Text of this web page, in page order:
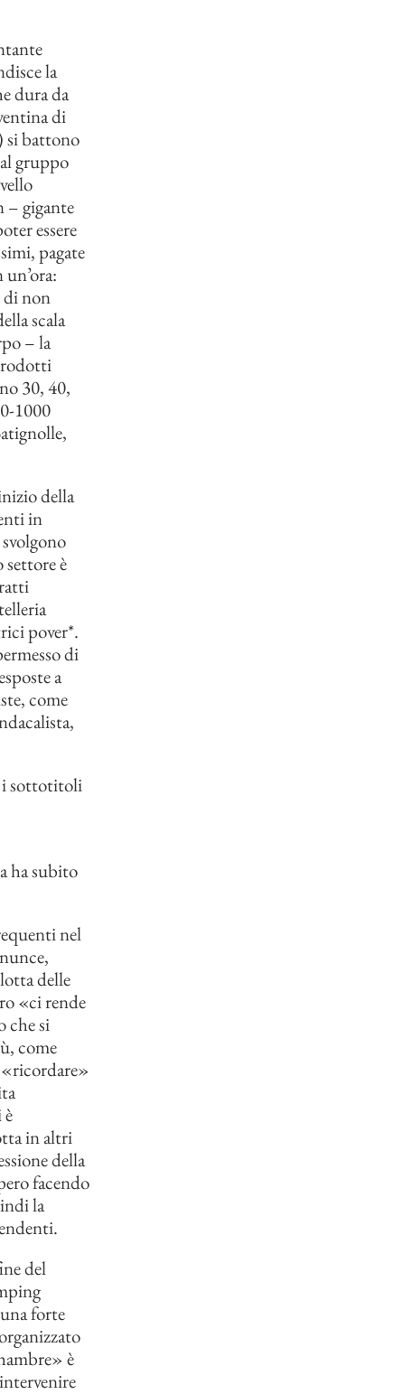
la
dura da
di
si battono
gruppo
– gigante
essere
pagate
di non
scala
– la
30, 40,
1000
della
in
è
pover*.
di
a
come
i sottotitoli
ha subito
nel
delle
«ci rende
che si
come
in altri
della
facendo
la
del
forte
è